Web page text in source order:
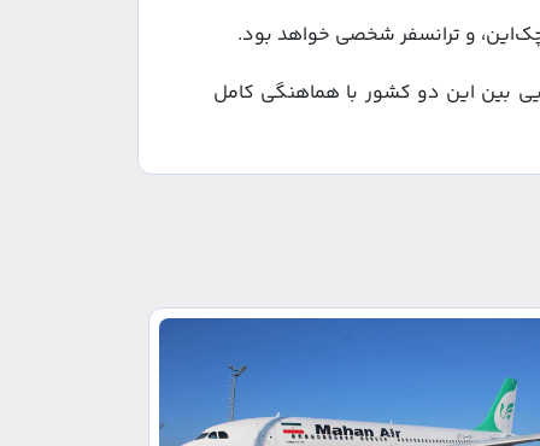
و ترانسفر شخصی خواهد بود.
بین این دو کشور با هماهنگی کامل